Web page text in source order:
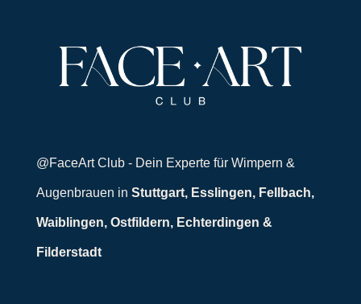
@FaceArt Club - Dein Experte für Wimpern &
Augenbrauen in Stuttgart, Esslingen, Fellbach,
Waiblingen, Ostfildern, Echterdingen &
Filderstadt